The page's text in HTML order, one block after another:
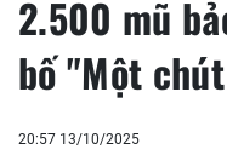
2.500 mũ
bố "Một
20:57 13/10/2025